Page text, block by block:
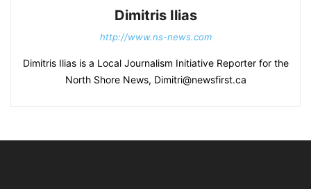
Dimitris Ilias
http://www.ns-news.com
Dimitris Ilias is a Local Journalism Initiative Reporter for the
North Shore News, Dimitri@newsfirst.ca